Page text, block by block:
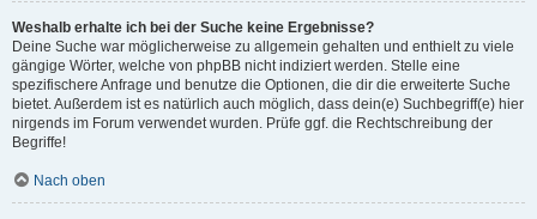
Weshalb erhalte ich bei der Suche keine Ergebnisse?
Deine Suche war möglicherweise zu allgemein gehalten und enthielt zu viele
gängige Wörter, welche von phpBB nicht indiziert werden. Stelle eine
spezifischere Anfrage und benutze die Optionen, die dir die erweiterte Suche
bietet. Außerdem ist es natürlich auch möglich, dass dein(e) Suchbegriff(e) hier
nirgends im Forum verwendet wurden. Prüfe ggf. die Rechtschreibung der
Begriffe!
Nach oben